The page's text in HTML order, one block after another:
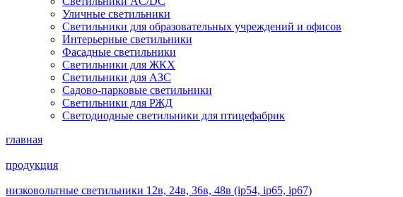
Уличные светильники
Светильники для образовательных учреждений и офисов
Интерьерные светильники
Фасадные светильники
Светильники для ЖКХ
Светильники для АЗС
Садово-парковые светильники
Светильники для РЖД
Светодиодные светильники для птицефабрик
главная
продукция
низковольтные светильники 12в, 24в, 36в, 48в (ip54, ip65, ip67)